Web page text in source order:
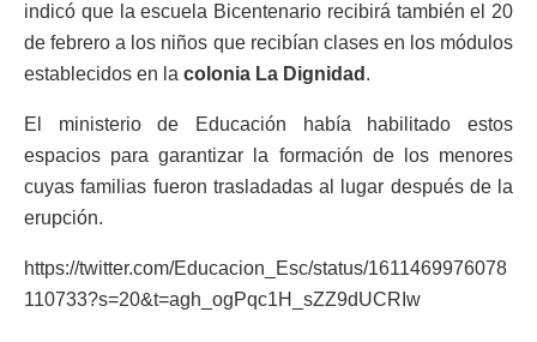
indicó que la escuela Bicentenario recibirá también el 20
de febrero a los niños que recibían clases en los módulos
establecidos en la colonia La Dignidad .
El ministerio de Educación había habilitado estos
espacios para garantizar la formación de los menores
cuyas familias fueron trasladadas al lugar después de la
erupción.
https://twitter.com/Educacion_Esc/status/1611469976078
110733?s=20&t=agh_ogPqc1H_sZZ9dUCRIw